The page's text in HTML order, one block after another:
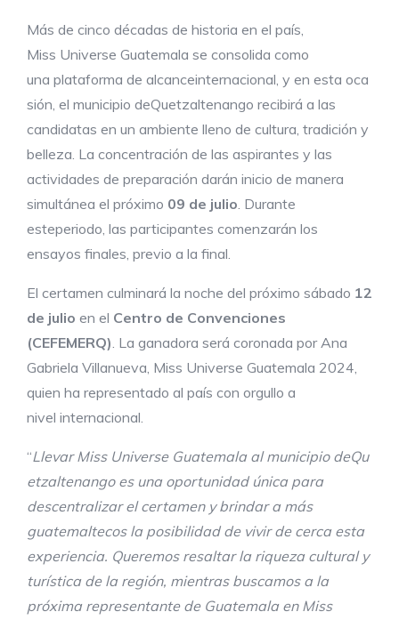
Más de cinco décadas de historia en el país,
Miss Universe Guatemala se consolida como
una plataforma de alcanceinternacional, y en esta oca
sión, el municipio deQuetzaltenango recibirá a las
candidatas en un ambiente lleno de cultura, tradición y
belleza. La concentración de las aspirantes y las
actividades de preparación darán inicio de manera
simultánea el próximo 09 de julio . Durante
esteperiodo, las participantes comenzarán los
ensayos finales, previo a la final.
El certamen culminará la noche del próximo sábado 12
de julio en el Centro de Convenciones
(CEFEMERQ) . La ganadora será coronada por Ana
Gabriela Villanueva, Miss Universe Guatemala 2024,
quien ha representado al país con orgullo a
nivel internacional.
“Llevar Miss Universe Guatemala al municipio deQu
etzaltenango es una oportunidad única para
descentralizar el certamen y brindar a más
guatemaltecos la posibilidad de vivir de cerca esta
experiencia. Queremos resaltar la riqueza cultural y
turística de la región, mientras buscamos a la
próxima representante de Guatemala en Miss